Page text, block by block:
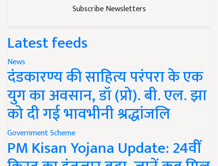
Subscribe Newsletters
Latest feeds
News
दंडकारण्य की साहित्य परंपरा के एक
युग का अवसान, डॉ (प्रो). बी. एल. झा
को दी गई भावभीनी श्रद्धांजलि
Government Scheme
PM Kisan Yojana Update: 24वीं